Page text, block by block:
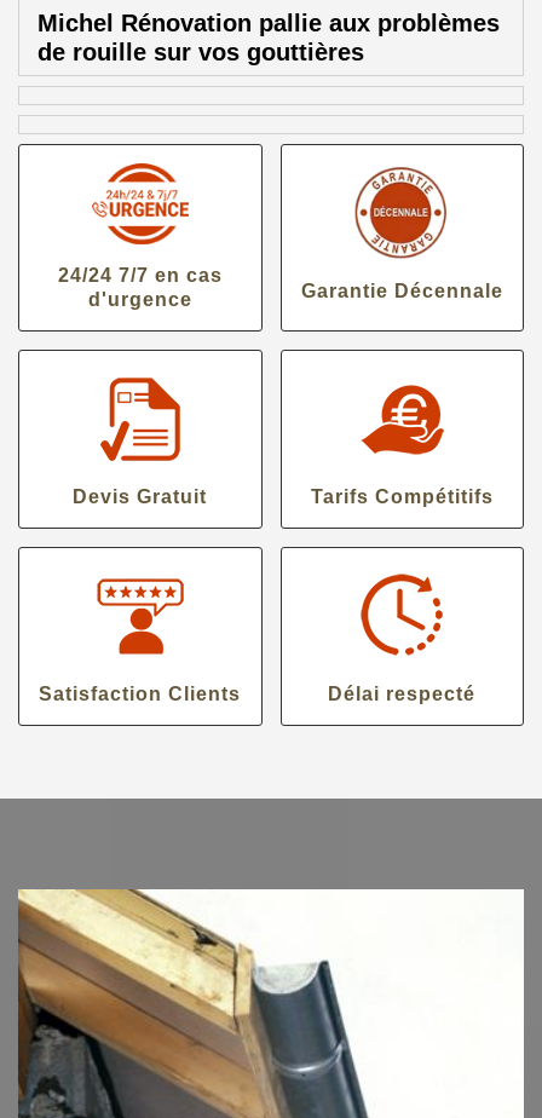
Michel Rénovation pallie aux problèmes
de rouille sur vos gouttières
24/24 7/7 en cas
d'urgence
Garantie Décennale
Devis Gratuit Tarifs Compétitifs
Satisfaction Clients Délai respecté